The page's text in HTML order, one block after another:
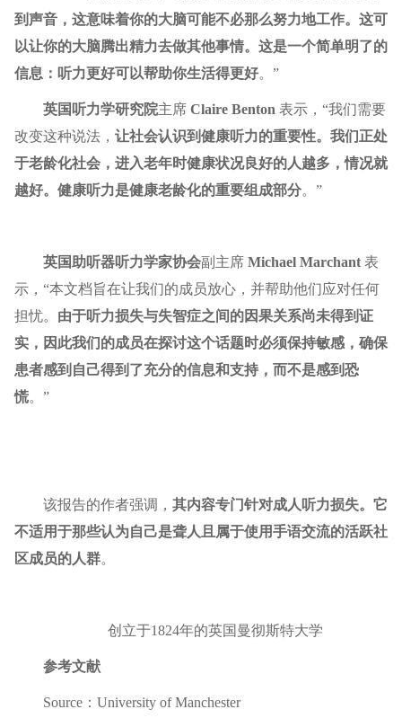
到声音，这意味着你的大脑可能不必那么努力地工作。这可
以让你的大脑腾出精力去做其他事情。这是一个简单明了的
信息：听力更好可以帮助你生活得更好。”
英国听力学研究院主席 Claire Benton 表示，“我们需要
改变这种说法， 让社会认识到健康听力的重要性。我们正处
于老龄化社会，进入老年时健康状况良好的人越多，情况就
越好。健康听力是健康老龄化的重要组成部分。”
英国助听器听力学家协会副主席 Michael Marchant表
示，“本文档旨在让我们的成员放心，并帮助他们应对任何
担忧。 由于听力损失与失智症之间的因果关系尚未得到证
实，因此我们的成员在探讨这个话题时必须保持敏感，确保
患者感到自己得到了充分的信息和支持，而不是感到恐
慌。”
该报告的作者强调， 其内容专门针对成人听力损失。它
不适用于那些认为自己是聋人且属于使用手语交流的活跃社
区成员的人群。
创立于1824年的英国曼彻斯特大学
参考文献
Source：University of Manchester